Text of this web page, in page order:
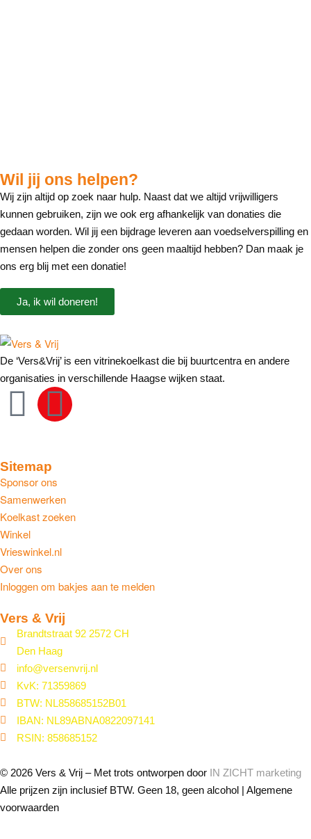
Wil jij ons helpen?
Wij zijn altijd op zoek naar hulp. Naast dat we altijd vrijwilligers
kunnen gebruiken, zijn we ook erg afhankelijk van donaties die
gedaan worden. Wil jij een bijdrage leveren aan voedselverspilling en
mensen helpen die zonder ons geen maaltijd hebben? Dan maak je
ons erg blij met een donatie!
Ja, ik wil doneren!
De ‘Vers&Vrij’ is een vitrinekoelkast die bij buurtcentra en andere
organisaties in verschillende Haagse wijken staat.
Sitemap
Sponsor ons
Samenwerken
Koelkast zoeken
Winkel
Vrieswinkel.nl
Over ons
Inloggen om bakjes aan te melden
Vers & Vrij
Brandtstraat 92 2572 CH
Den Haag
info@versenvrij.nl
KvK: 71359869
BTW: NL858685152B01
IBAN: NL89ABNA0822097141
RSIN: 858685152
© 2026 Vers & Vrij – Met trots ontworpen door IN ZICHT marketing
Alle prijzen zijn inclusief BTW. Geen 18, geen alcohol | Algemene
voorwaarden